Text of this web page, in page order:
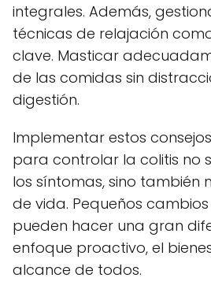
integrales. Además,
técnicas de relajación
clave. Masticar
de las comidas sin
digestión.
Implementar estos
para controlar la colitis no
los síntomas, sino también
de vida. Pequeños
pueden hacer una gran
enfoque proactivo, el
alcance de todos.